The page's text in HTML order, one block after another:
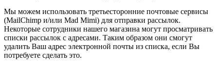
Мы можем использовать третьесторонние почтовые сервисы
(MailChimp и/или Mad Mimi) для отправки рассылок.
Некоторые сотрудники нашего магазина могут просматривать
списки рассылок с адресами. Таким образом они смогут
удалить Ваш адрес электронной почты из списка, если Вы
потребуете сделать это.